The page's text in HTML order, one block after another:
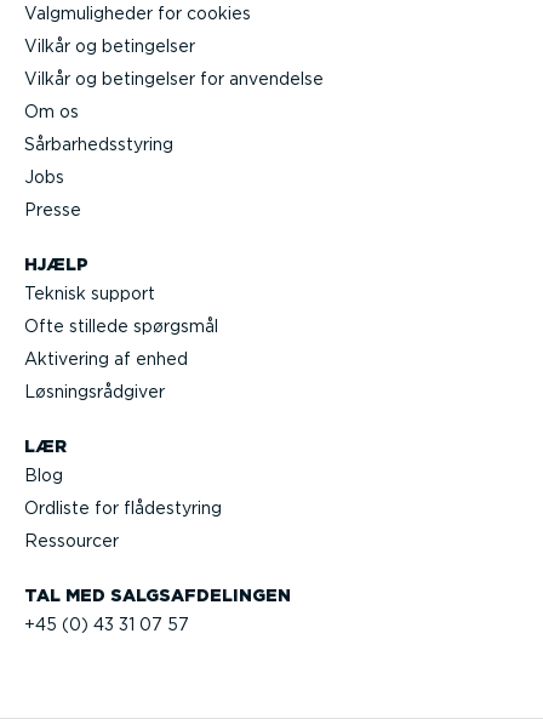
TAL MED SALGS­AF­DE­LINGEN
+45 (0) 43 31 07 57
HJÆLP
Teknisk support
Ofte stillede spørgsmål
Aktivering af enhed
Løsnings­rå­d­giver
LÆR
Blog
Ordliste for flådestyring
Ressourcer
Valgmu­lig­heder for cookies
Vilkår og betingelser
Vilkår og betingelser for anvendelse
Om os
Sårbar­heds­styring
Jobs
Presse